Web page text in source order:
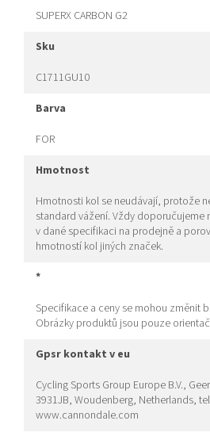
SUPERX CARBON G2
sku
C1711GU10
barva
FOR
hmotnost
Hmotnosti kol se neudávají, protože
standard vážení. Vždy doporučujeme
v dané specifikaci na prodejně a
hmotností kol jiných značek.
*
Specifikace a ceny se mohou změnit
Obrázky produktů jsou pouze
gpsr kontakt v eu
Cycling Sports Group Europe B.V.,
3931JB, Woudenberg, Netherlands,
www.cannondale.com